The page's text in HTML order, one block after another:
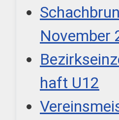
November
haft U12